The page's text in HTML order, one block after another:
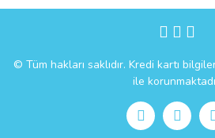
© Tüm hakları saklıdır. Kredi kartı
ile